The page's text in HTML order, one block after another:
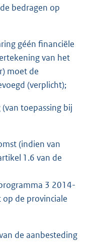
bedragen op
géén financiële
van het
moet de
(verplicht);
toepassing bij
(indien van
1.6 van de
3 2014-
op de provinciale
de aanbesteding